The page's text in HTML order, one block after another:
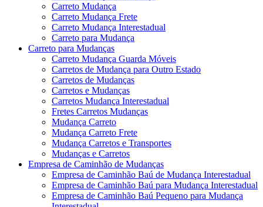
Carreto Mudança
Carreto Mudança Frete
Carreto Mudança Interestadual
Carreto para Mudança
Carreto para Mudanças
Carreto Mudança Guarda Móveis
Carretos de Mudança para Outro Estado
Carretos de Mudanças
Carretos e Mudanças
Carretos Mudança Interestadual
Fretes Carretos Mudanças
Mudança Carreto
Mudança Carreto Frete
Mudança Carretos e Transportes
Mudanças e Carretos
Empresa de Caminhão de Mudanças
Empresa de Caminhão Baú de Mudança Interestadual
Empresa de Caminhão Baú para Mudança Interestadual
Empresa de Caminhão Baú Pequeno para Mudança